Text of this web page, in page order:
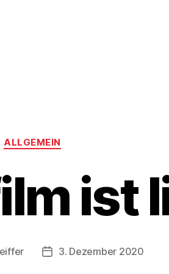
Kategorien
ALLGEMEIN
ist
Veröffentlichungsdatum
3. Dezember 2020